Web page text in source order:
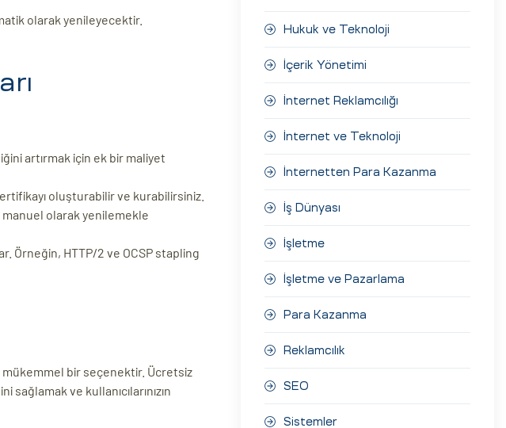
olarak yenileyecektir.
artırmak için ek bir maliyet
oluşturabilir ve kurabilirsiniz.
manuel olarak yenilemekle
Örneğin, HTTP/2 ve OCSP stapling
mükemmel bir seçenektir. Ücretsiz
ve kullanıcılarınızın
Hukuk ve Teknoloji
İçerik Yönetimi
İnternet Reklamcılığı
İnternet ve Teknoloji
İnternetten Para Kazanma
İş Dünyası
İşletme
İşletme ve Pazarlama
Para Kazanma
Reklamcılık
SEO
Sistemler